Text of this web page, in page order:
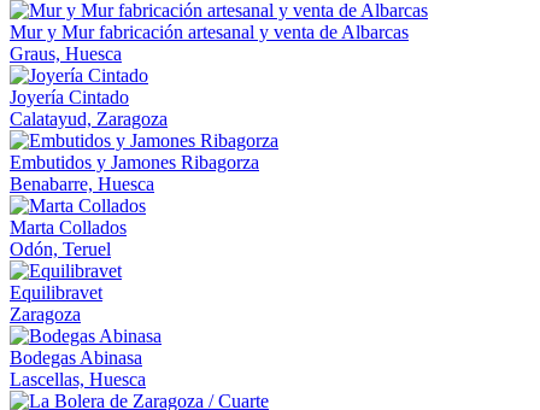
Mur y Mur fabricación artesanal y venta de Albarcas
Graus, Huesca
Joyería Cintado
Calatayud, Zaragoza
Embutidos y Jamones Ribagorza
Benabarre, Huesca
Marta Collados
Odón, Teruel
Equilibravet
Zaragoza
Bodegas Abinasa
Lascellas, Huesca